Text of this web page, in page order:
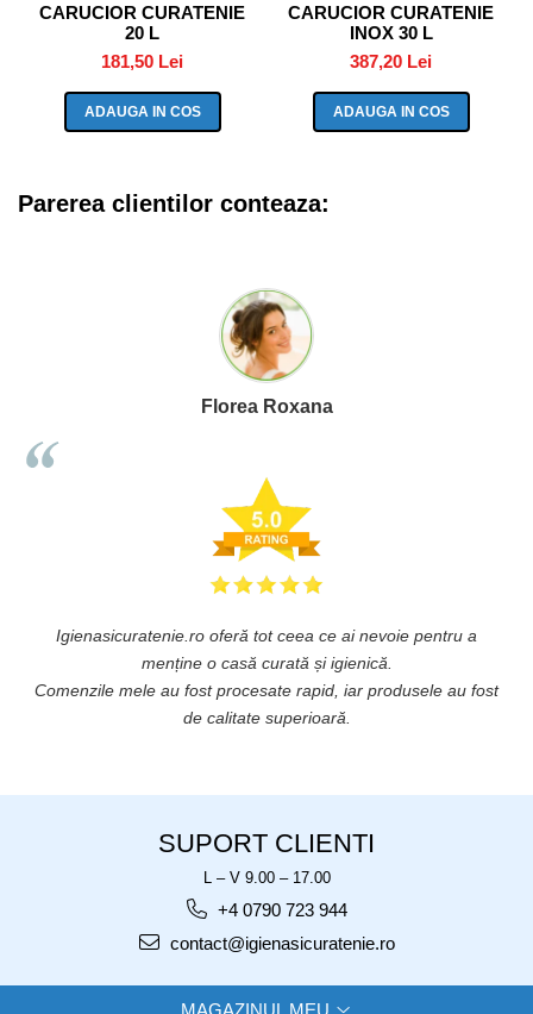
CARUCIOR CURATENIE
20 L
181,50 Lei
ADAUGA IN COS
CARUCIOR CURATENIE
INOX 30 L
387,20 Lei
ADAUGA IN COS
Parerea clientilor conteaza:
Florea Roxana
Igienasicuratenie.ro oferă tot ceea ce ai nevoie pentru a
menține o casă curată și igienică.
Comenzile mele au fost procesate rapid, iar produsele au fost
de calitate superioară.
SUPORT CLIENTI
L – V 9.00 – 17.00
+4 0790 723 944
contact@igienasicuratenie.ro
MAGAZINUL MEU